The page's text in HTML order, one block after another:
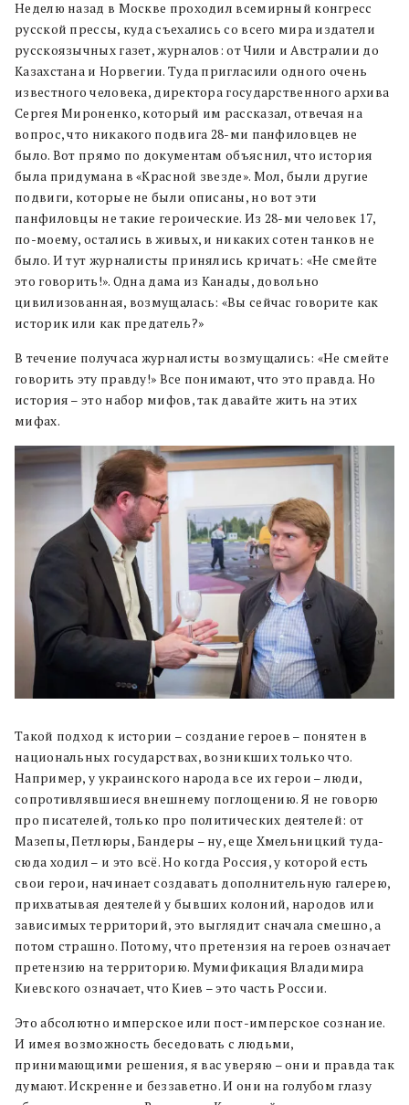
Неделю назад в Москве проходил всемирный конгресс
русской прессы, куда съехались со всего мира издатели
русскоязычных газет, журналов: от Чили и Австралии до
Казахстана и Норвегии. Туда пригласили одного очень
известного человека, директора государственного архива
Сергея Мироненко, который им рассказал, отвечая на
вопрос, что никакого подвига 28-ми панфиловцев не
было. Вот прямо по документам объяснил, что история
была придумана в «Красной звезде». Мол, были другие
подвиги, которые не были описаны, но вот эти
панфиловцы не такие героические. Из 28-ми человек 17,
по-моему, остались в живых, и никаких сотен танков не
было. И тут журналисты принялись кричать: «Не смейте
это говорить!». Одна дама из Канады, довольно
цивилизованная, возмущалась: «Вы сейчас говорите как
историк или как предатель?»
В течение получаса журналисты возмущались: «Не смейте
говорить эту правду!» Все понимают, что это правда. Но
история – это набор мифов, так давайте жить на этих
мифах.
Такой подход к истории – создание героев – понятен в
национальных государствах, возникших только что.
Например, у украинского народа все их герои – люди,
сопротивлявшиеся внешнему поглощению. Я не говорю
про писателей, только про политических деятелей: от
Мазепы, Петлюры, Бандеры – ну, еще Хмельницкий туда-
сюда ходил – и это всё. Но когда Россия, у которой есть
свои герои, начинает создавать дополнительную галерею,
прихватывая деятелей у бывших колоний, народов или
зависимых территорий, это выглядит сначала смешно, а
потом страшно. Потому, что претензия на героев означает
претензию на территорию. Мумификация Владимира
Киевского означает, что Киев – это часть России.
Это абсолютно имперское или пост-имперское сознание.
И имея возможность беседовать с людьми,
принимающими решения, я вас уверяю – они и правда так
думают. Искренне и беззаветно. И они на голубом глазу